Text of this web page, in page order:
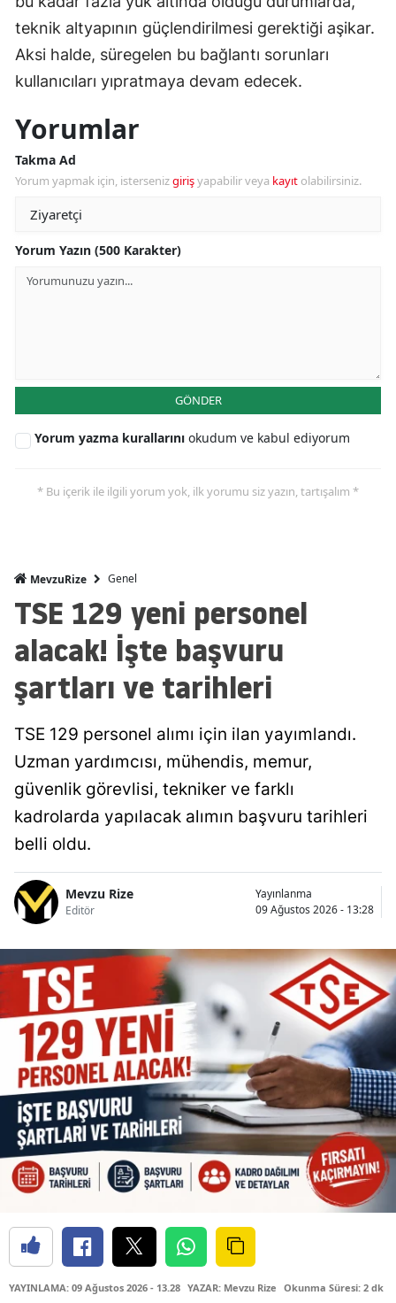
teknik altyapının güçlendirilmesi gerektiği aşikar.
Aksi halde, süregelen bu bağlantı sorunları
kullanıcıları yıpratmaya devam edecek.
Yorumlar
Takma Ad
Yorum yapmak için, istersenizgirişyapabilir veya kayıt olabilirsiniz.
Yorum Yazın (500 Karakter)
GÖNDER
Yorum yazma kurallarını okudum ve kabul ediyorum
* Bu içerik ile ilgili yorum yok, ilk yorumu siz yazın, tartışalım *
MevzuRize Genel
TSE 129 yeni personel
alacak! İşte başvuru
şartları ve tarihleri
TSE 129 personel alımı için ilan yayımlandı.
Uzman yardımcısı, mühendis, memur,
güvenlik görevlisi, tekniker ve farklı
kadrolarda yapılacak alımın başvuru tarihleri
belli oldu.
Mevzu Rize
Editör
Yayınlanma
09 Ağustos 2026 - 13:28
YAYINLAMA: 09 Ağustos 2026 - 13.28 YAZAR: Mevzu Rize Okunma Süresi: 2 dk